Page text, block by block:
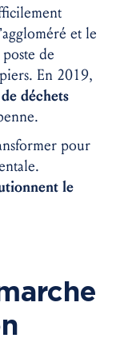
et le
poste de
En 2019,
déchets
pour
le